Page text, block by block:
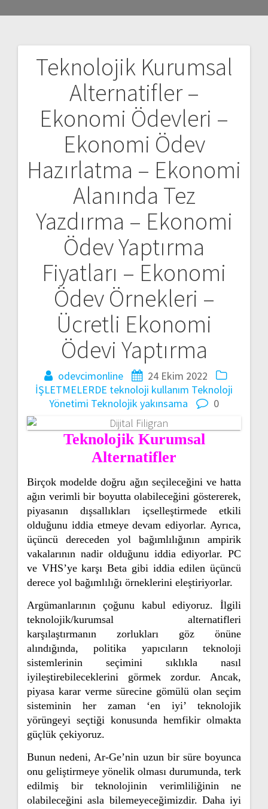
Teknolojik Kurumsal
Alternatifler –
Ekonomi Ödevleri –
Ekonomi Ödev
Hazırlatma – Ekonomi
Alanında Tez
Yazdırma – Ekonomi
Ödev Yaptırma
Fiyatları – Ekonomi
Ödev Örnekleri –
Ücretli Ekonomi
Ödevi Yaptırma
odevcimonline
24 Ekim 2022
İŞLETMELERDE teknoloji kullanım Teknoloji
Yönetimi Teknolojik yakınsama 0
Teknolojik Kurumsal
Alternatifler
Birçok modelde doğru ağın seçileceğini ve hatta
ağın verimli bir boyutta olabileceğini göstererek,
piyasanın dışsallıkları içselleştirmede etkili
olduğunu iddia etmeye devam ediyorlar. Ayrıca,
üçüncü dereceden yol bağımlılığının ampirik
vakalarının nadir olduğunu iddia ediyorlar. PC
ve VHS’ye karşı Beta gibi iddia edilen üçüncü
derece yol bağımlılığı örneklerini eleştiriyorlar.
Argümanlarının çoğunu kabul ediyoruz. İlgili
teknolojik/kurumsal alternatifleri
karşılaştırmanın zorlukları göz önüne
alındığında, politika yapıcıların teknoloji
sistemlerinin seçimini sıklıkla nasıl
iyileştirebileceklerini görmek zordur. Ancak,
piyasa karar verme sürecine gömülü olan seçim
sisteminin her zaman ‘en iyi’ teknolojik
yörüngeyi seçtiği konusunda hemfikir olmakta
güçlük çekiyoruz.
Bunun nedeni, Ar-Ge’nin uzun bir süre boyunca
onu geliştirmeye yönelik olması durumunda, terk
edilmiş bir teknolojinin verimliliğinin ne
olabileceğini asla bilemeyeceğimizdir. Daha iyi
Yazı
gezinmesi